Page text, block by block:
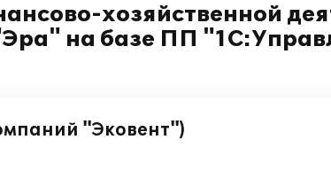
хозяйственной
на базе ПП
"Эковент")